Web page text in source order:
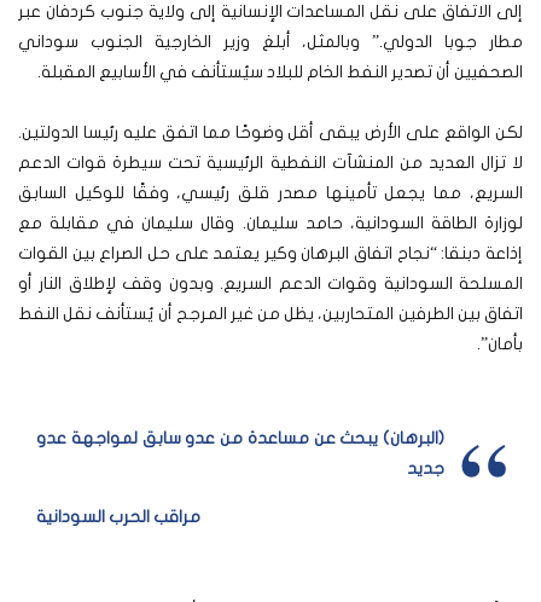
إلى الاتفاق على نقل المساعدات الإنسانية إلى ولاية جنوب كردفان عبر
مطار جوبا الدولي.” وبالمثل، أبلغ وزير الخارجية الجنوب سوداني
الصحفيين أن تصدير النفط الخام للبلاد سيُستأنف في الأسابيع المقبلة.
لكن الواقع على الأرض يبقى أقل وضوحًا مما اتفق عليه رئيسا الدولتين.
لا تزال العديد من المنشآت النفطية الرئيسية تحت سيطرة قوات الدعم
السريع، مما يجعل تأمينها مصدر قلق رئيسي، وفقًا للوكيل السابق
لوزارة الطاقة السودانية، حامد سليمان. وقال سليمان في مقابلة مع
إذاعة دبنقا: “نجاح اتفاق البرهان وكير يعتمد على حل الصراع بين القوات
المسلحة السودانية وقوات الدعم السريع. وبدون وقف لإطلاق النار أو
اتفاق بين الطرفين المتحاربين، يظل من غير المرجح أن يُستأنف نقل النفط
بأمان”.
(البرهان) يبحث عن مساعدة من عدو سابق لمواجهة عدو
جديد
مراقب الحرب السودانية